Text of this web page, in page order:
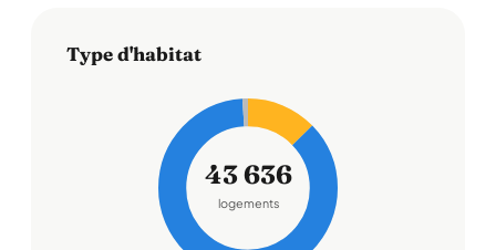
Type d'habitat
43 636
logements